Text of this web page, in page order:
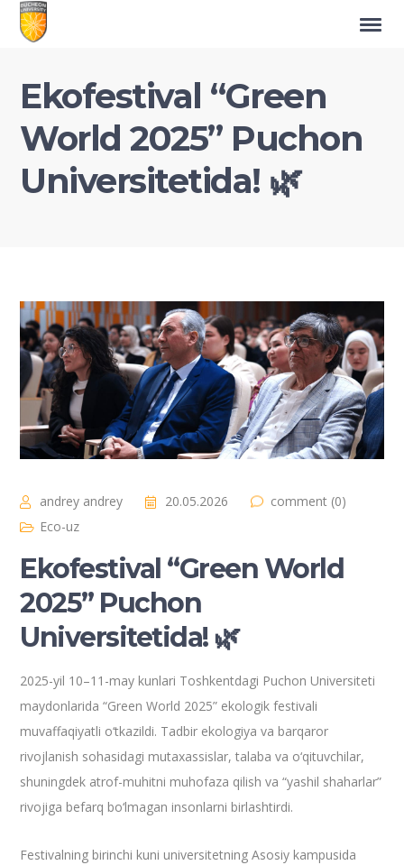
Ekofestival “Green
World 2025” Puchon
Universitetida! 🌿
andrey andrey 20.05.2026
comment (0)
Eco-uz
Ekofestival “Green World
2025” Puchon
Universitetida! 🌿
2025-yil 10–11-may kunlari Toshkentdagi Puchon Universiteti
maydonlarida “Green World 2025” ekologik festivali
muvaffaqiyatli o‘tkazildi. Tadbir ekologiya va barqaror
rivojlanish sohasidagi mutaxassislar, talaba va o‘qituvchilar,
shuningdek atrof-muhitni muhofaza qilish va “yashil shaharlar”
rivojiga befarq bo‘lmagan insonlarni birlashtirdi.
Festivalning birinchi kuni universitetning Asosiy kampusida